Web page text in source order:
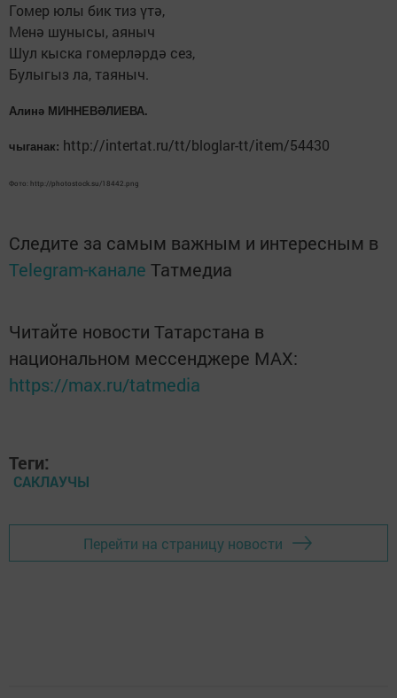
Гомер юлы бик тиз үтә,
Менә шунысы, аяныч
Шул кыска гомерләрдә сез,
Булыгыз ла, таяныч.
Алинә МИННЕВӘЛИЕВА.
чыганак: http://intertat.ru/tt/bloglar-tt/item/54430
Фото: http://photostock.su/18442.png
Следите за самым важным и интересным в
Telegram-канале Татмедиа
Читайте новости Татарстана в
национальном мессенджере MАХ:
https://max.ru/tatmedia
Теги:
САКЛАУЧЫ
Перейти на страницу новости